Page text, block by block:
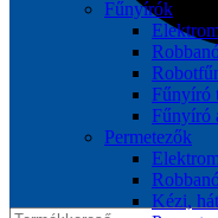
Fűnyírók
Fűnyíró
Fűnyíró
Permetezők
Kézi,